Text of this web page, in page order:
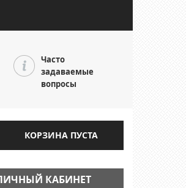
Часто
задаваемые
вопросы
КОРЗИНА ПУСТА
КАБИНЕТ